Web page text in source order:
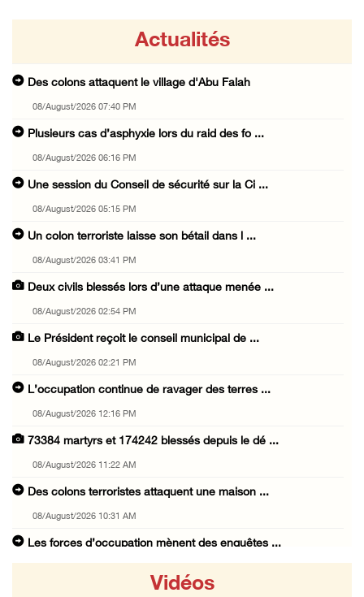
Actualités
Des colons attaquent le village d'Abu Falah
08/August/2026 07:40 PM
Plusieurs cas d’asphyxie lors du raid des fo ...
08/August/2026 06:16 PM
Une session du Conseil de sécurité sur la Ci ...
08/August/2026 05:15 PM
Un colon terroriste laisse son bétail dans l ...
08/August/2026 03:41 PM
Deux civils blessés lors d’une attaque menée ...
08/August/2026 02:54 PM
Le Président reçoit le conseil municipal de ...
08/August/2026 02:21 PM
L’occupation continue de ravager des terres ...
08/August/2026 12:16 PM
73384 martyrs et 174242 blessés depuis le dé ...
08/August/2026 11:22 AM
Des colons terroristes attaquent une maison ...
08/August/2026 10:31 AM
Les forces d’occupation mènent des enquêtes ...
Vidéos